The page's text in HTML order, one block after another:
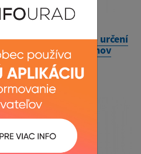
okrskov a o určení
vo voľbách do orgánov
do orgánov
2026